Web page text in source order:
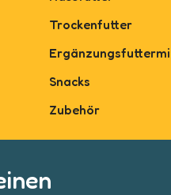
Trockenfutter
Snacks
Zubehör